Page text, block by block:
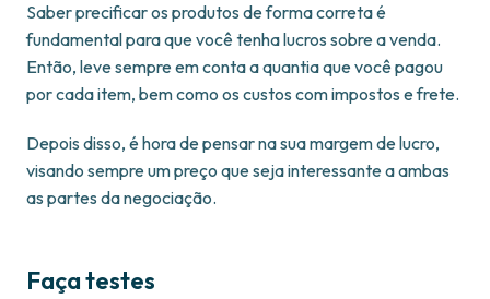
Saber precificar os produtos de forma correta é
fundamental para que você tenha lucros sobre a venda.
Então, leve sempre em conta a quantia que você pagou
por cada item, bem como os custos com impostos e frete.
Depois disso, é hora de pensar na sua margem de lucro,
visando sempre um preço que seja interessante a ambas
as partes da negociação.
Faça testes